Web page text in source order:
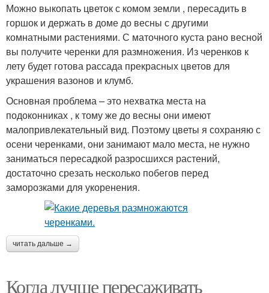
Можно выкопать цветок с комом земли , пересадить в
горшок и держать в доме до весны с другими
комнатными растениями. С маточного куста рано весной
вы получите черенки для размножения. Из черенков к
лету будет готова рассада прекрасных цветов для
украшения вазонов и клумб.
Основная проблема – это нехватка места на
подоконниках , к тому же до весны они имеют
малопривлекательный вид. Поэтому цветы я сохраняю с
осени черенками, они занимают мало места, не нужно
заниматься пересадкой разросшихся растений,
достаточно срезать несколько побегов перед
заморозками для укоренения.
читать дальше →
Когда лучше пересаживать